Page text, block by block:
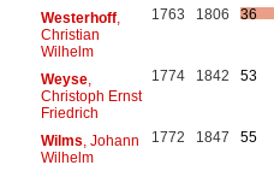
Westerhoff,
Christian
Wilhelm
1763 1806 36
Weyse,
Christoph Ernst
Friedrich
1774 1842 53
Wilms , Johann
Wilhelm
1772 1847 55